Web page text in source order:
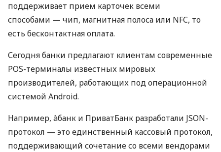
поддерживает прием карточек всеми
способами — чип, магнитная полоса или NFC, то
есть бесконтактная оплата.
Сегодня банки предлагают клиентам современные
POS-терминалы известных мировых
производителей, работающих под операционной
системой Android.
Например, àбанк и ПриватБанк разработали JSON-
протокол — это единственный кассовый протокол,
поддерживающий сочетание со всеми вендорами